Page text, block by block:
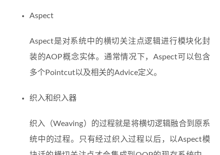
Aspect
Aspect是对系统中的横切关注点逻辑进行模块化封
装的AOP概念实体。通常情况下，Aspect可以包含
多个Pointcut以及相关的Advice定义。
织入和织入器
织入（Weaving）的过程就是将横切逻辑融合到原系
统中的过程。只有经过织入过程以后，以Aspect模